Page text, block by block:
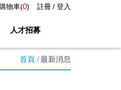
註冊 登入
購物車(0)
人才招募
首頁 最新消息